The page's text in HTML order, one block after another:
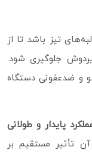
تیز باشد تا از
جلوگیری شود.
ضدعفونی دستگاه
پایدار و طولانی‌
تأثیر مستقیم بر